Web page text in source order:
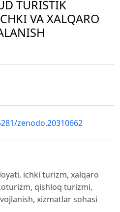
TURISTIK
VA XALQARO
zenodo.20310662
ichki turizm, xalqaro
qishloq turizmi,
xizmatlar sohasi